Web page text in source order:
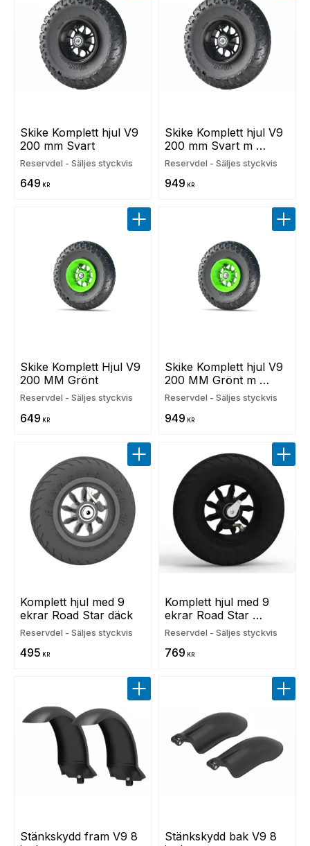
Skike Komplett hjul V9
200 mm Svart
Reservdel - Säljes styckvis
649 KR
Skike Komplett hjul V9
200 mm Svart m
backspärr
Reservdel - Säljes styckvis
949 KR
Skike Komplett Hjul V9
200 MM Grönt
Reservdel - Säljes styckvis
649 KR
Lägg till i favoriter
Skike Komplett hjul V9
200 MM Grönt m
backspärr
Reservdel - Säljes styckvis
949 KR
Lägg
Komplett hjul med 9
ekrar Road Star däck
Reservdel - Säljes styckvis
495 KR
Lägg till i favoriter
Komplett hjul med 9
ekrar Road Star
backspärr
Reservdel - Säljes styckvis
769 KR
Lägg
Stänkskydd fram V9 8
Lägg till i favoriter
Stänkskydd bak V9 8
Lägg